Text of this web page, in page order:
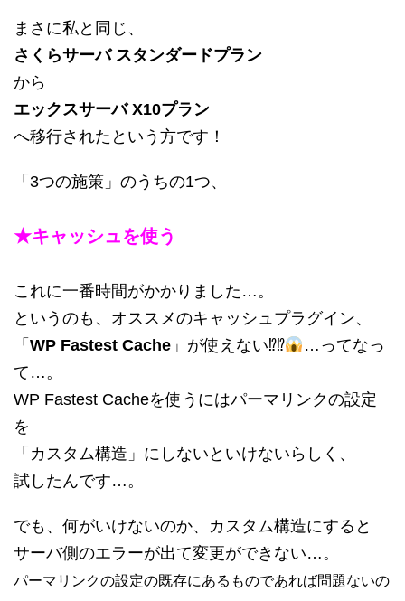
まさに私と同じ、
さくらサーバ スタンダードプラン
から
エックスサーバ X10プラン
へ移行されたという方です！
「3つの施策」のうちの1つ、
★キャッシュを使う
これに一番時間がかかりました…。
というのも、オススメのキャッシュプラグイン、
「 WP Fastest Cache 」が使えない⁉⁉
…ってなっ
て…。
WP Fastest Cacheを使うにはパーマリンクの設定
を
「カスタム構造」にしないといけないらしく、
試したんです…。
でも、何がいけないのか、カスタム構造にすると
サーバ側のエラーが出て変更ができない…。
パーマリンクの設定の既存にあるものであれば問題ないの